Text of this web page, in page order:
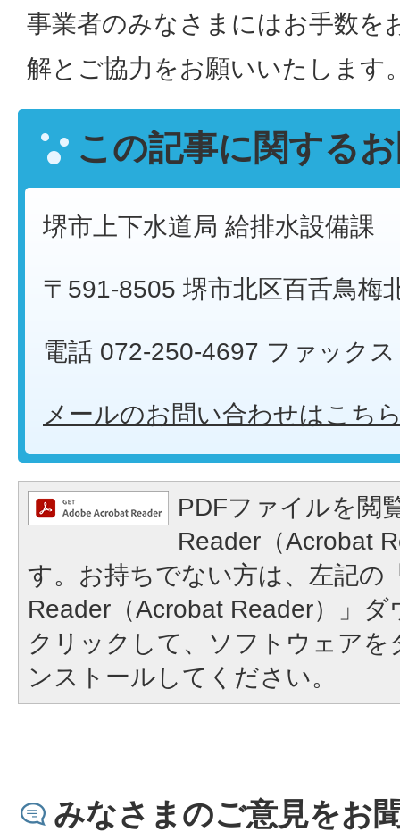
事業者のみなさまにはお手数を
解とご協力をお願いいたします
この記事に関する
堺市上下水道局 給排水設備課
〒591-8505 堺市北区百舌鳥梅
電話 072-250-4697 ファック
メールのお問い合わせはこち
PDFファイルを閲
Reader（Acrobat
す。お持ちでない方は、左記の
Reader（Acrobat Reader）」
クリックして、ソフトウェア
ンストールしてください。
みなさまのご意見をお